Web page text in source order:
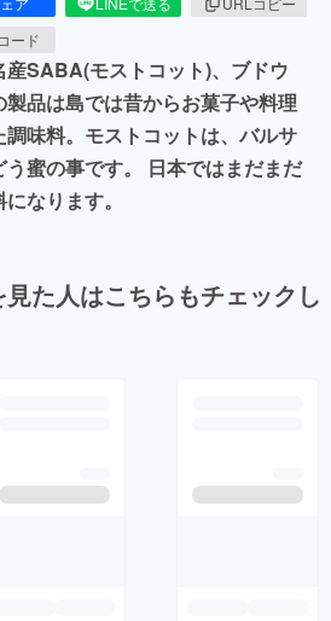
ード
SABA(モストコット)、ブドウ
品は島では昔からお菓子や料理
味料。モストコットは、バルサ
う蜜の事です。 日本ではまだまだ
なります。
た人はこちらもチェックし